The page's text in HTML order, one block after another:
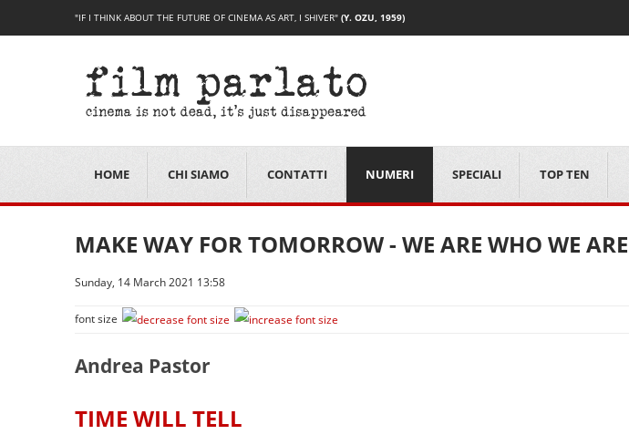
"IF I THINK ABOUT THE FUTURE OF CINEMA AS ART, I SHIVER" (Y. OZU, 1959)
HOME CHI SIAMO CONTATTI NUMERI SPECIALI TOP TEN
MAKE WAY FOR TOMORROW - WE ARE WHO WE
Sunday, 14 March 2021 13:58
font size
Andrea Pastor
TIME WILL TELL